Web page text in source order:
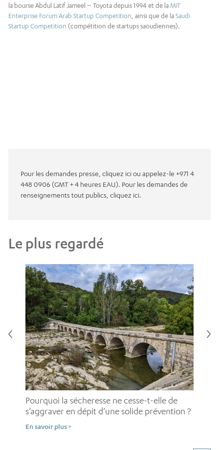
la bourse Abdul Latif Jameel – Toyota depuis 1994 et de laMIT
Enterprise Forum Arab Startup Competition , ainsi que de laSaudi
Startup Competition (compétition de startups saoudiennes).
Pour les demandes presse, cliquez ici ou appelez-le +971 4
448 0906 (GMT + 4 heures EAU). Pour les demandes de
renseignements tout publics, cliquez ici.
Le plus regardé
Pourquoi la sécheresse ne cesse-t-elle de
s’aggraver en dépit d’une solide prévention ?
En savoir plus >